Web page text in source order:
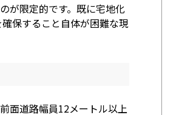
が限定的です。既に宅地化
保すること自体が困難な現
面道路幅員12メートル以上